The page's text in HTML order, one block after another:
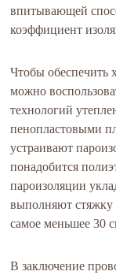
впитывающей
коэффициент
Чтобы обеспечить
можно
технологий
пенопластовыми
устраивают
понадобится
пароизоляции
выполняют стяжку
самое меньшее 30
В заключение